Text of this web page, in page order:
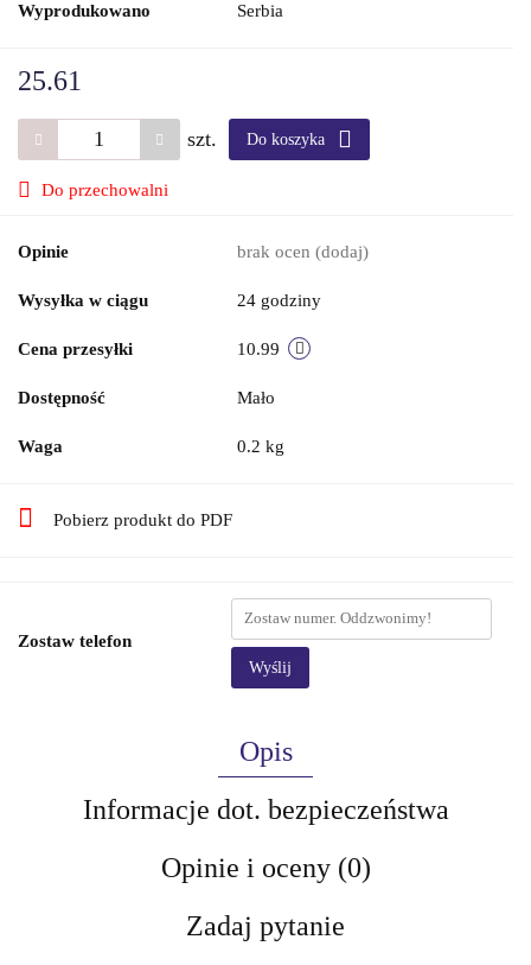
Wyprodukowano Serbia
25.61
szt. Do koszyka
Do przechowalni
Opinie brak ocen (dodaj)
Wysyłka w ciągu 24 godziny
Cena przesyłki 10.99
Dostępność Mało
Waga 0.2 kg
Pobierz produkt do PDF
Zostaw telefon
Wyślij
Opis
Informacje dot. bezpieczeństwa
Opinie i oceny (0)
Zadaj pytanie